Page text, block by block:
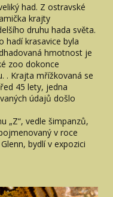
had. Z ostravské
krajty
druhu hada světa.
hadí krasavice byla
hmotnost je
zoo dokonce
. Krajta mřížkovaná se
45 lety, jedna
údajů došlo
„Z“, vedle šimpanzů,
v roce
bydlí v expozici